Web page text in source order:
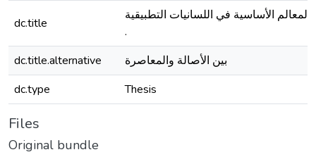
dc.title
المعالم الأساسية في اللسانيات التطبيقية
.
dc.title.alternative
بين الأصالة والمعاصرة
dc.type
Thesis
Files
Original bundle